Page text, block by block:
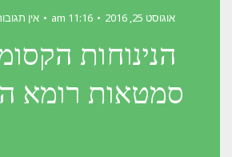
אוגוסט 25, 2016 11:16 am אין
הנינוחות
סמטאות רומא